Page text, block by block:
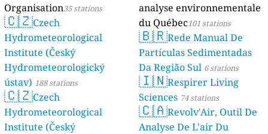
Organisation35 stations
🇨🇿Czech
Hydrometeorological
Institute (Český
Hydrometeorologický
ústav) 188 stations
🇨🇿Czech
Hydrometeorological
Institute (Český
analyse environnementale
du Québec101 stations
🇧🇷Rede Manual De
Partículas Sedimentadas
Da Região Sul 6 stations
🇮🇳Respirer Living
Sciences 74 stations
🇨🇦Revolv'Air, Outil De
Analyse De L'air Du